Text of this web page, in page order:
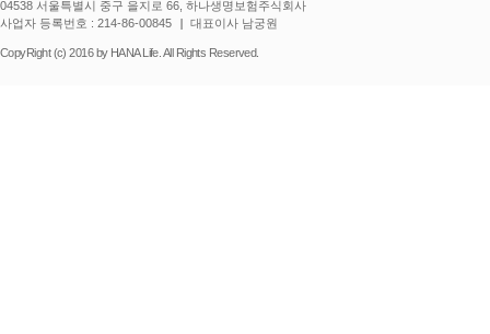
04538 서울특별시 중구 을지로 66, 하나생명보험주식회사
사업자 등록번호 : 214-86-00845
대표이사 남궁원
CopyRight (c) 2016 by HANA Life. All Rights Reserved.